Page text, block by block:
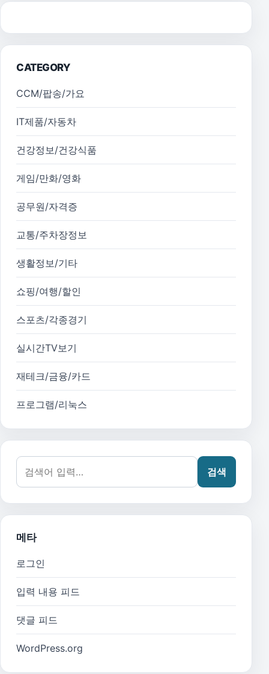
CATEGORY
CCM/팝송/가요
IT제품/자동차
건강정보/건강식품
게임/만화/영화
공무원/자격증
교통/주차장정보
생활정보/기타
쇼핑/여행/할인
스포츠/각종경기
실시간TV보기
재테크/금융/카드
프로그램/리눅스
검색어:
검색
메타
로그인
입력 내용 피드
댓글 피드
WordPress.org